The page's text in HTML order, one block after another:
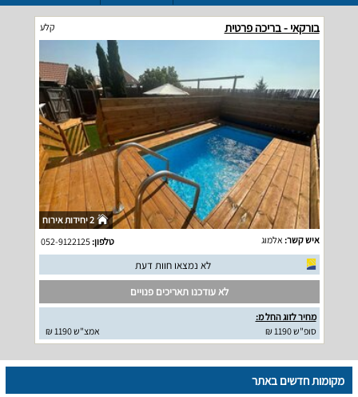
בורקאי - בריכה פרטית קלע
2 יחידות אירוח
איש קשר: אלמוג טלפון:052-9122125
לא נמצאו חוות דעת
לא עודכנו תאריכים פנויים
מחיר לזוג החל מ:
סופ"ש 1190 ₪
אמצ"ש 1190 ₪
מקומות חדשים באתר